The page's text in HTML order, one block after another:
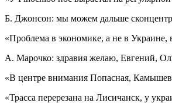
Б. Джонсон: мы можем дальше
«Проблема в экономике, а не в Украине,
А. Марочко: здравия желаю, Евгений,
«В центре внимания Попасная,
«Трасса перерезана на Лисичанск, у